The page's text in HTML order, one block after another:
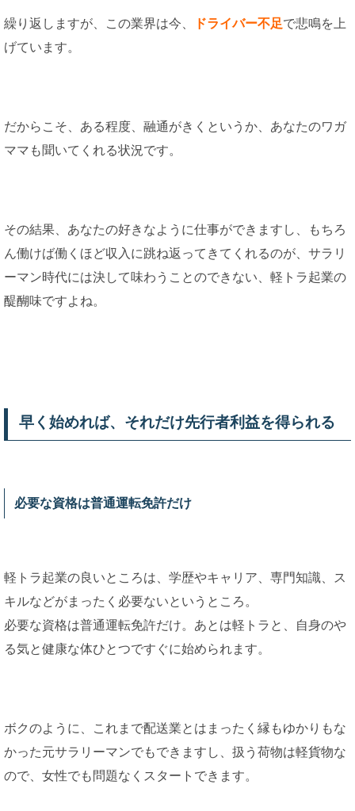
繰り返しますが、この業界は今、 ドライバー不足で悲鳴を上
げています。
だからこそ、ある程度、融通がきくというか、あなたのワガ
ママも聞いてくれる状況です。
その結果、あなたの好きなように仕事ができますし、もちろ
ん働けば働くほど収入に跳ね返ってきてくれるのが、サラリ
ーマン時代には決して味わうことのできない、軽トラ起業の
醍醐味ですよね。
早く始めれば、それだけ先行者利益を得られる
必要な資格は普通運転免許だけ
軽トラ起業の良いところは、学歴やキャリア、専門知識、ス
キルなどがまったく必要ないというところ。
必要な資格は普通運転免許だけ。あとは軽トラと、自身のや
る気と健康な体ひとつですぐに始められます。
ボクのように、これまで配送業とはまったく縁もゆかりもな
かった元サラリーマンでもできますし、扱う荷物は軽貨物な
ので、女性でも問題なくスタートできます。